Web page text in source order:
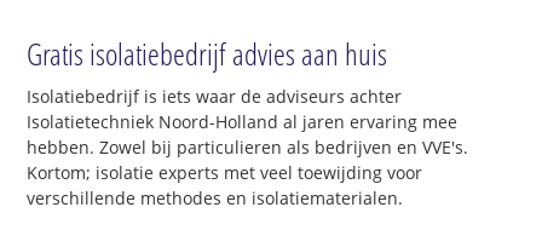
Gratis isolatiebedrijf advies aan huis
Isolatiebedrijf is iets waar de adviseurs achter
Isolatietechniek Noord-Holland al jaren ervaring mee
hebben. Zowel bij particulieren als bedrijven en VVE's.
Kortom; isolatie experts met veel toewijding voor
verschillende methodes en isolatiematerialen.